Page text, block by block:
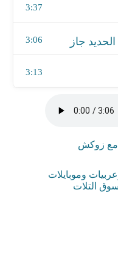
3:37
3:06
3:13
مع زوكش